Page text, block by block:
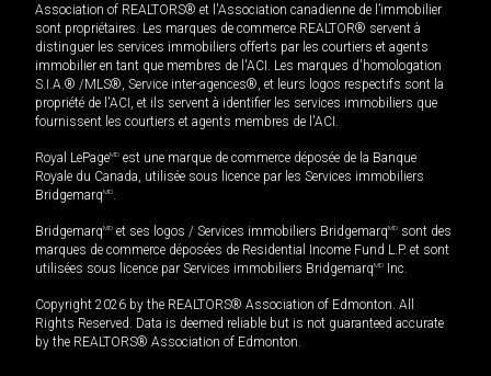
Association of REALTORS® et l'Association canadienne de l’immobilier
sont propriétaires. Les marques de commerce REALTOR® servent à
distinguer les services immobiliers offerts par les courtiers et agents
immobilier en tant que membres de l'ACI. Les marques d'homologation
S.I.A.® /MLS®, Service inter-agences®, et leurs logos respectifs sont la
propriété de l'ACI, et ils servent à identifier les services immobiliers que
fournissent les courtiers et agents membres de l'ACI.
Royal LePageMD est une marque de commerce déposée de la Banque
Royale du Canada, utilisée sous licence par les Services immobiliers
BridgemarqMD.
BridgemarqMD et ses logos / Services immobiliers BridgemarqMD sont des
marques de commerce déposées de Residential Income Fund L.P. et sont
utilisées sous licence par Services immobiliers BridgemarqMD Inc.
Copyright 2026 by the REALTORS® Association of Edmonton. All
Rights Reserved. Data is deemed reliable but is not guaranteed accurate
by the REALTORS® Association of Edmonton.